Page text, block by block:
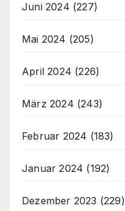
Juni 2024 (227)
Mai 2024 (205)
April 2024 (226)
März 2024 (243)
Februar 2024 (183)
Januar 2024 (192)
Dezember 2023 (229)